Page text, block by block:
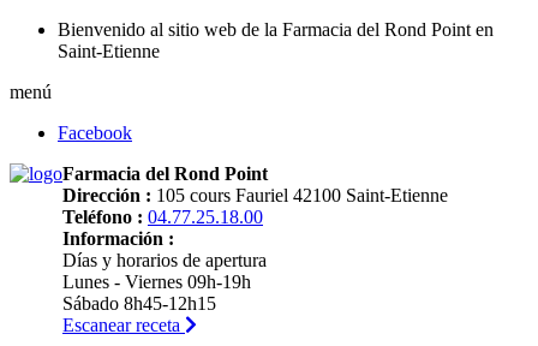
Bienvenido al sitio web de la Farmacia del Rond Point en
Saint-Etienne
menú
Facebook
Farmacia del Rond Point
Dirección : 105 cours Fauriel 42100 Saint-Etienne
Teléfono : 04.77.25.18.00
Información :
Días y horarios de apertura
Lunes - Viernes 09h-19h
Sábado 8h45-12h15
Escanear receta